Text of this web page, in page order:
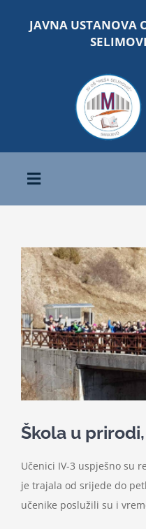
JAVNA USTANOVA
Toggle
Navigation
View
Larger
Image
Škola u
Učenici IV-3 uspješno su
je trajala od srijede do
učenike poslužili su i